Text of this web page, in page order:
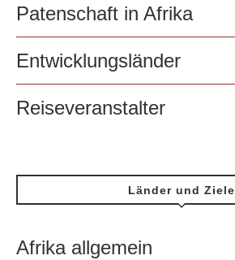
Patenschaft in Afrika
Entwicklungsländer
Reiseveranstalter
Länder und Ziele
Afrika allgemein